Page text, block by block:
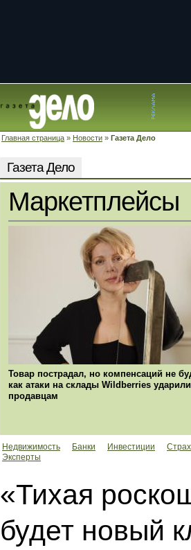
Главная страница » Новости » Газета Дело
Газета Дело
Маркетплейсы
Товар пострадал, но компенсаций не
как атаки на склады Wildberries
продавцам
Недвижимость Банки Инвестиции
Эксперты
«Тихая
будет новый